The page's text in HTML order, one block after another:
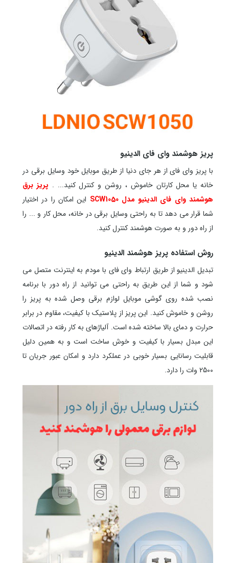
پریز هوشمند وای فای الدینیو
با پریز وای فای از هر جای دنیا از طریق موبایل خود وسایل برقی در
خانه یا محل کارتان خاموش ، روشن و کنترل کنید... . پریز برق
هوشمند وای فای الدینیو مدل SCW1050
این امکان را در اختیار
شما قرار می دهد تا به راحتی وسایل برقی در خانه، محل کار و ... را
از راه دور و به صورت هوشمند کنترل کنید.
روش استفاده پریز هوشمند الدینیو
تبدیل الدینیو از طریق ارتباط وای فای با مودم به اینترنت متصل می
شود و شما از این طریق به راحتی می توانید از راه دور با برنامه
نصب شده روی گوشی موبایل لوازم برقی وصل شده به پریز را
روشن و خاموش کنید. این پریز از پلاستیک با کیفیت، مقاوم در برابر
حرارت و دمای بالا ساخته شده است. آلیاژهای به کار رفته در اتصالات
این مبدل بسیار با کیفیت و خوش ساخت است و به همین دلیل
قابلیت رسانایی بسیار خوبی در عملکرد دارد و امکان عبور جریان تا
2500 وات را دارد.